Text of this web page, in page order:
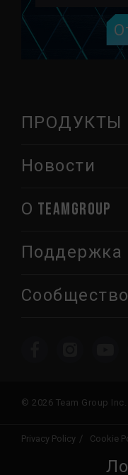
ПРОДУКТЫ
Новости
О TEAMGROUP
Поддержка
Сообщество
© 2026 Team Group
Privacy Policy Cookie